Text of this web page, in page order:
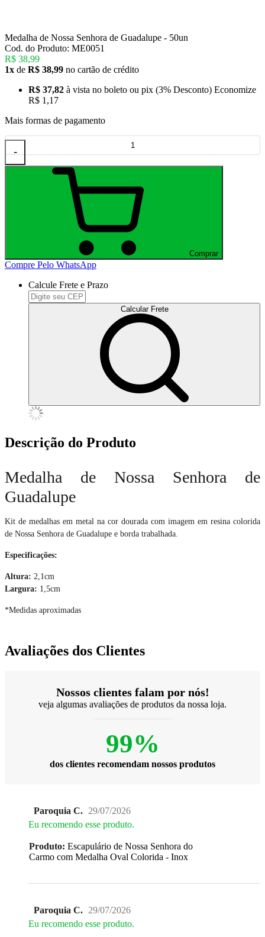
Medalha de Nossa Senhora de Guadalupe - 50un
Cod. do Produto: ME0051
R$ 38,99
1x de R$ 38,99 no cartão de crédito
R$ 37,82 à vista no boleto ou pix (3% Desconto) Economize
R$ 1,17
Mais formas de pagamento
-
Comprar
Compre Pelo WhatsApp
Calcule Frete e Prazo
Calcular Frete
Descrição do Produto
Medalha de Nossa Senhora de
Guadalupe
Kit de medalhas em metal na cor dourada com imagem em resina colorida
de Nossa Senhora de Guadalupe e borda trabalhada.
Especificações:
Altura: 2,1cm
Largura: 1,5cm
*Medidas aproximadas
Avaliações dos Clientes
Nossos clientes falam por nós!
veja algumas avaliações de produtos da nossa loja.
99%
dos clientes recomendam nossos produtos
Paroquia C. 29/07/2026
Eu recomendo esse produto.
Produto: Escapulário de Nossa Senhora do
Carmo com Medalha Oval Colorida - Inox
Paroquia C. 29/07/2026
Eu recomendo esse produto.